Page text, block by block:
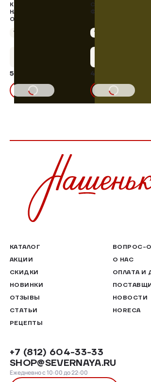
КОЛБАСА КРОВЯНАЯ В
НАТУРАЛЬНОЙ
ОБОЛОЧКЕ
Упаковка 380 г
585,20 ₽
В КОРЗИНУ
САРДЕЛЬКИ
ФЕРМЕРСКИЕ
Упаковка 400 г
432,00 ₽
В КОРЗИНУ
КАТАЛОГ
АКЦИИ
СКИДКИ
НОВИНКИ
ОТЗЫВЫ
СТАТЬИ
РЕЦЕПТЫ
ВОПРОС-
О НАС
ОПЛАТА И
НОВОСТИ
HORECA
+7 (812) 604-33-33
SHOP@SEVERNAYA.RU
Ежедневно с 10:00 до 22:00